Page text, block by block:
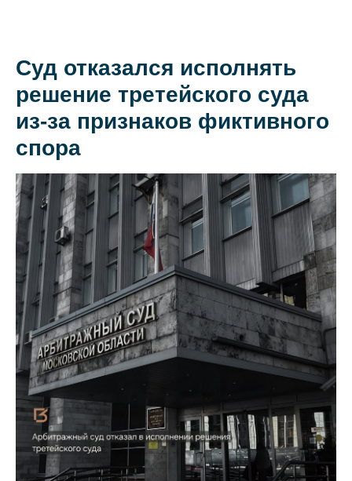
Практики
Карьера
Контакты
+7 911 925-66-
Суд отказался исполнять
решение третейского суда
из-за признаков фиктивного
спора